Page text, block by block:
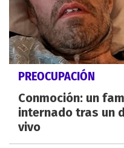
PREOCUPACIÓN
Conmoción: un
internado tras un
vivo